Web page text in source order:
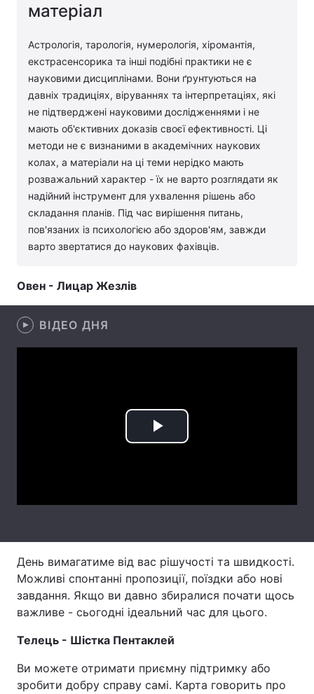
Техно і зв'язок
Зброя Інциденти
Здоров'я Туризм
Цікавинки Погода
Регіони
Лонгріди
Відео з Youtube Статті
Інтерв'ю Думки
Контакти
Послуги
матеріал
Астрологія, тарологія, нумерологія, хіромантія,
екстрасенсорика та інші подібні практики не є
науковими дисциплінами. Вони ґрунтуються на
давніх традиціях, віруваннях та інтерпретаціях, які
не підтверджені науковими дослідженнями і не
мають об'єктивних доказів своєї ефективності. Ці
методи не є визнаними в академічних наукових
колах, а матеріали на ці теми нерідко мають
розважальний характер - їх не варто розглядати як
надійний інструмент для ухвалення рішень або
складання планів. Під час вирішення питань,
пов'язаних із психологією або здоров'ям, завжди
варто звертатися до наукових фахівців.
Овен - Лицар Жезлів
ВІДЕО ДНЯ
Play
День вимагатиме від вас рішучості та швидкості.
Можливі спонтанні пропозиції, поїздки або нові
завдання. Якщо ви давно збиралися почати щось
важливе - сьогодні ідеальний час для цього.
Телець - Шістка Пентаклей
Ви можете отримати приємну підтримку або
зробити добру справу самі. Карта говорить про